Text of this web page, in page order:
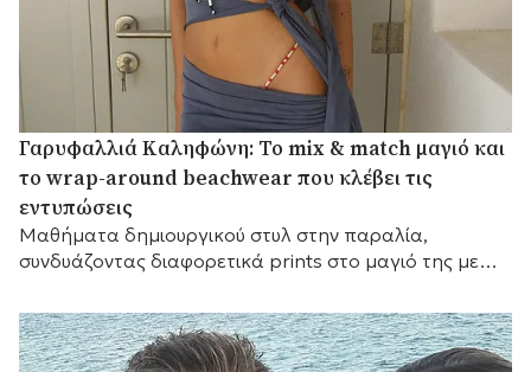
Γαρυφαλλιά Καληφώνη: Το mix & match μαγιό και
το wrap-around beachwear που κλέβει τις
εντυπώσεις
Mαθήματα δημιουργικού στυλ στην παραλία,
συνδυάζοντας διαφορετικά prints στο μαγιό της με